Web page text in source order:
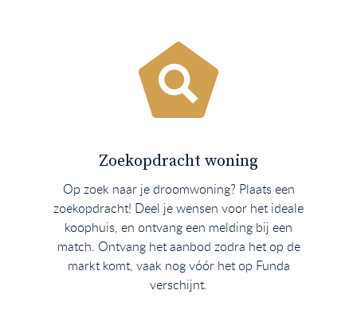
Zoekopdracht woning
Op zoek naar je droomwoning? Plaats een
zoekopdracht! Deel je wensen voor het ideale
koophuis, en ontvang een melding bij een
match. Ontvang het aanbod zodra het op de
markt komt, vaak nog vóór het op Funda
verschijnt.